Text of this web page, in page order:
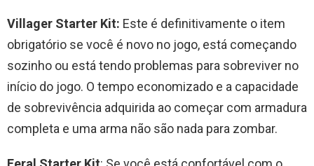
Villager Starter Kit: Este é definitivamente o item
obrigatório se você é novo no jogo, está começando
sozinho ou está tendo problemas para sobreviver no
início do jogo. O tempo economizado e a capacidade
de sobrevivência adquirida ao começar com armadura
completa e uma arma não são nada para zombar.